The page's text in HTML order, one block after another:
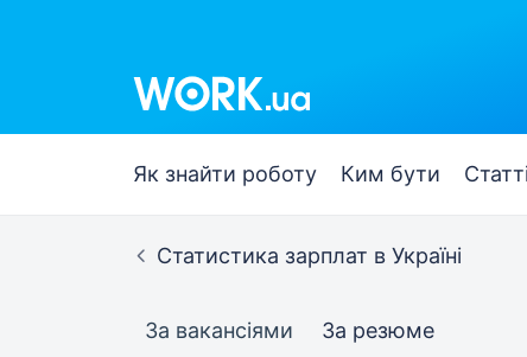
Як знайти роботу Ким бути
Статистика зарплат в Україні
За вакансіями За резюме